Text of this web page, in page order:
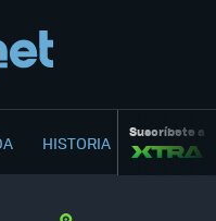
HISTORIA Suscríbete a